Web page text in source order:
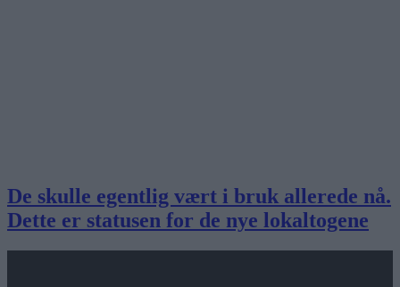
De skulle egentlig vært i bruk allerede nå.
Dette er statusen for de nye lokaltogene